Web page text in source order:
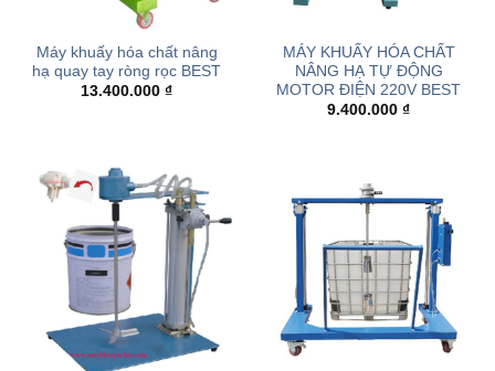
Máy khuấy hóa chất nâng
hạ quay tay ròng rọc BEST
13.400.000 ₫
MÁY KHUẤY HÓA CHẤT
NÂNG HẠ TỰ ĐỘNG
MOTOR ĐIỆN 220V BEST
9.400.000 ₫